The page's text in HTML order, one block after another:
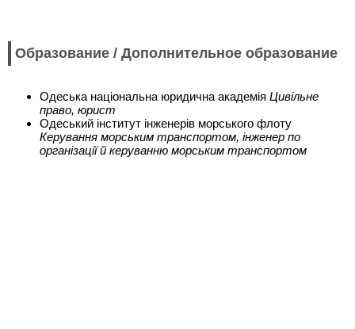
Образование / Дополнительное образование
Одеська національна юридична академія Цивільне
право, юрист
Одеський інститут інженерів морського флоту
Керування морським транспортом, інженер по
організації й керуванню морським транспортом